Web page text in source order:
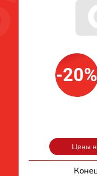
-20%
Цены